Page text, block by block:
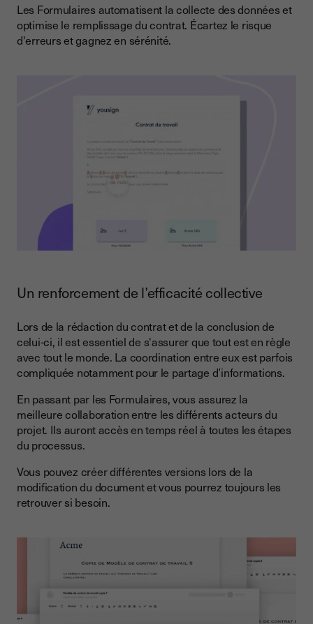
Les Formulaires automatisent la collecte des données et
optimise le remplissage du contrat. Écartez le risque
d'erreurs et gagnez en sérénité.
Un renforcement de l’efficacité collective
Lors de la rédaction du contrat et de la conclusion de
celui-ci, il est essentiel de s'assurer que tout est en règle
avec tout le monde. La coordination entre eux est parfois
compliquée notamment pour le partage d’informations.
En passant par les Formulaires, vous assurez la
meilleure collaboration entre les différents acteurs du
projet. Ils auront accès en temps réel à toutes les étapes
du processus.
Vous pouvez créer différentes versions lors de la
modification du document et vous pourrez toujours les
retrouver si besoin.